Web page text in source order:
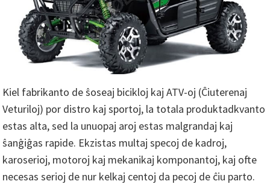
Kiel fabrikanto de ŝoseaj bicikloj kaj ATV-oj (Ĉiuterenaj
Veturiloj) por distro kaj sportoj, la totala produktadkvanto
estas alta, sed la unuopaj aroj estas malgrandaj kaj
ŝanĝiĝas rapide. Ekzistas multaj specoj de kadroj,
karoserioj, motoroj kaj mekanikaj komponantoj, kaj ofte
necesas serioj de nur kelkaj centoj da pecoj de ĉiu parto.